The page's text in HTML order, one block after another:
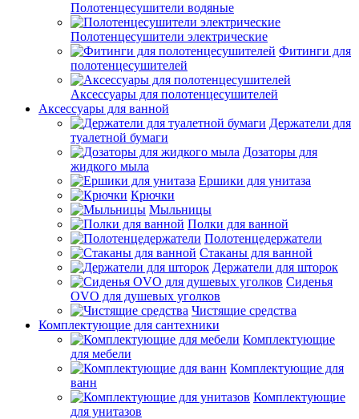
Полотенцесушители водяные
Полотенцесушители электрические
Фитинги для
полотенцесушителей
Аксессуары для полотенцесушителей
Аксессуары для ванной
Держатели для
туалетной бумаги
Дозаторы для
жидкого мыла
Ершики для унитаза
Крючки
Мыльницы
Полки для ванной
Полотенцедержатели
Стаканы для ванной
Держатели для шторок
Сиденья
OVO для душевых уголков
Чистящие средства
Комплектующие для сантехники
Комплектующие
для мебели
Комплектующие для
ванн
Комплектующие
для унитазов